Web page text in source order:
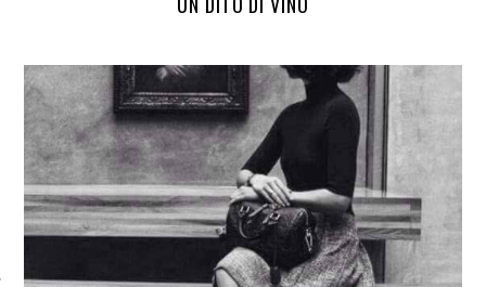
CATEGORIE